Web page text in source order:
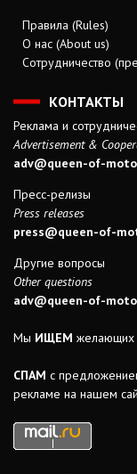
Правила (Rules)
О нас (About us)
Сотрудничество
КОНТАКТЫ
Реклама и
Advertisement &
adv@queen-of-
Пресс-релизы
Press releases
press@queen-of-
Другие вопросы
Other questions
adv@queen-of-
Мы ИЩЕМ желающих
СПАМ с
рекламе на нашем